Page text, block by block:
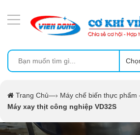
Trang Chủ—› Máy chế biến thực phẩm
Máy xay thịt công nghiệp VD32S
MÁY ÉP MÍA TẠO BỌT
MÁY RỬA BÁT SIÊU ÂM